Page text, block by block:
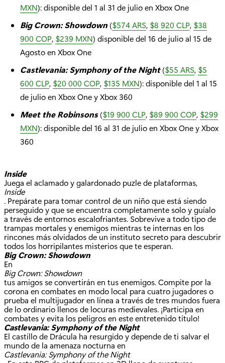
MXN): disponible del 1 al 31 de julio en Xbox One
Big Crown: Showdown($574 ARS, $8 920 CLP, $38
900 COP, $239 MXN) disponible del 16 de julio al 15 de
Agosto en Xbox One
Castlevania: Symphony of the Night($55 ARS, $5
600 CLP, $20 000 COP, $135 MXN): disponible del 1 al 15
de julio en Xbox One y Xbox 360
Meet the Robinsons($19 900 CLP, $89 900 COP, $299
MXN): disponible del 16 al 31 de julio en Xbox One y Xbox
360
Inside
Juega el aclamado y galardonado puzle de plataformas,
Inside
. Prepárate para tomar control de un niño que está siendo
perseguido y que se encuentra completamente solo y guíalo
a través de entornos escalofriantes. Sobrevive a todo tipo de
trampas mortales y enemigos mientras te internas en los
rincones más olvidados de un instituto secreto para descubrir
todos los horripilantes misterios que te esperan.
Big Crown: Showdown
En
Big Crown: Showdown
tus amigos se convertirán en tus enemigos. Compite por la
corona en combates en modo local para cuatro jugadores o
prueba el multijugador en línea a través de tres mundos fuera
de lo ordinario llenos de locuras medievales. ¡Participa en
combates y evita los peligros en este entretenido título!
Castlevania: Symphony of the Night
El castillo de Drácula ha resurgido y depende de ti salvar el
mundo de la amenaza nocturna en
Castlevania: Symphony of the Night